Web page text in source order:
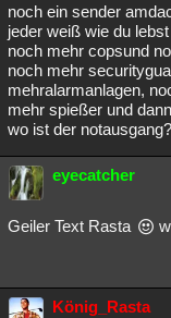
noch ein sender
jeder weiß wie du
noch mehr copsund
noch mehr
mehralarmanlagen,
mehr spießer und
wo ist der notausgang?
eyecatcher
Geiler Text Rasta
König_Rasta